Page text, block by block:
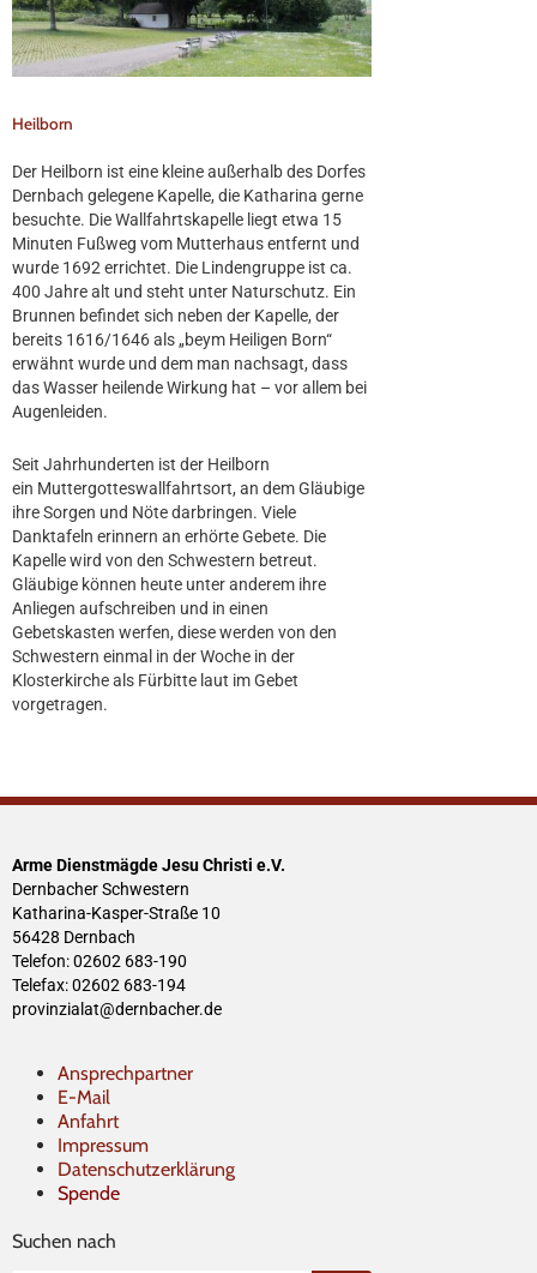
Heilborn
Der Heilborn ist eine kleine außerhalb des Dorfes
Dernbach gelegene Kapelle, die Katharina gerne
besuchte. Die Wallfahrtskapelle liegt etwa 15
Minuten Fußweg vom Mutterhaus entfernt und
wurde 1692 errichtet. Die Lindengruppe ist ca.
400 Jahre alt und steht unter Naturschutz. Ein
Brunnen befindet sich neben der Kapelle, der
bereits 1616/1646 als „beym Heiligen Born“
erwähnt wurde und dem man nachsagt, dass
das Wasser heilende Wirkung hat – vor allem bei
Augenleiden.
Seit Jahrhunderten ist der Heilborn
ein Muttergotteswallfahrtsort, an dem Gläubige
ihre Sorgen und Nöte darbringen. Viele
Danktafeln erinnern an erhörte Gebete. Die
Kapelle wird von den Schwestern betreut.
Gläubige können heute unter anderem ihre
Anliegen aufschreiben und in einen
Gebetskasten werfen, diese werden von den
Schwestern einmal in der Woche in der
Klosterkirche als Fürbitte laut im Gebet
vorgetragen.
Arme Dienstmägde Jesu Christi e.V.
Dernbacher Schwestern
Katharina-Kasper-Straße 10
56428 Dernbach
Telefon: 02602 683-190
Telefax: 02602 683-194
provinzialat@dernbacher.de
Ansprechpartner
E-Mail
Anfahrt
Impressum
Datenschutzerklärung
Spende
Suchen nach